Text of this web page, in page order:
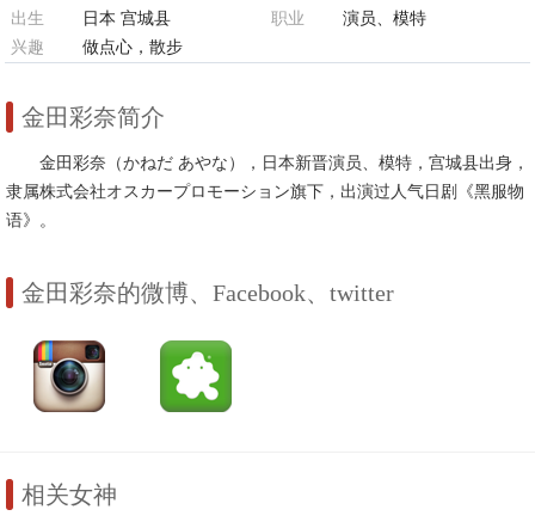
出生
日本 宫城县 职业
演员、模特
兴趣
做点心，散步
金田彩奈简介
金田彩奈（かねだ あやな），日本新晋演员、模特，宫城县出身，
隶属株式会社オスカープロモーション旗下，出演过人气日剧《黑服物
语》。
金田彩奈的微博、Facebook、twitter
相关女神